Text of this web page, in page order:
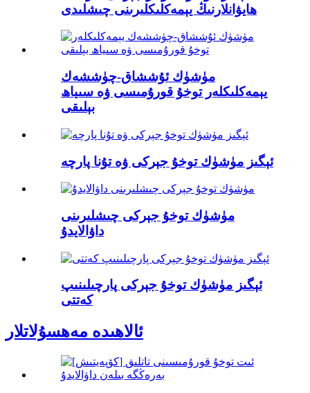
ھايۋانلارنىڭ يېمەكلىكلىرىنى چىشلىدى
مۈشۈك ئۇششاق-چۈششەك
يېمەكلىكلەر توخۇ قورۇمىسى ۋە سىياھ
بېلىقى
ئېگىز مۈشۈك توخۇ جېركى ۋە تۇنا پارچە
مۈشۈك توخۇ جېركى چىشلىرىنى
داۋالايدۇ
ئېگىز مۈشۈك توخۇ جېركى پارچىلىنىپ
كەتتى
ئالاھىدە مەھسۇلاتلار